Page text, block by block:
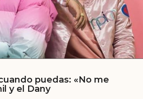
puedas: «No me
y el Dany